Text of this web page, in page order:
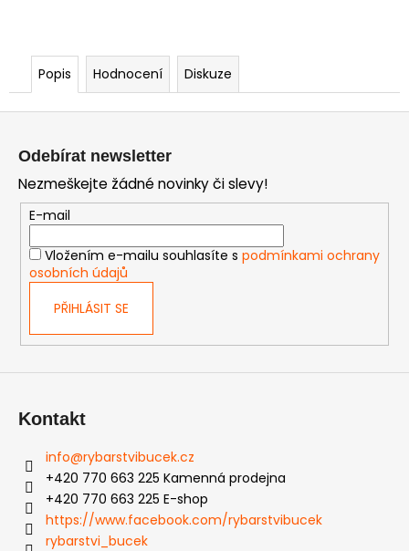
Popis Hodnocení Diskuze
Odebírat newsletter
Nezmeškejte žádné novinky či slevy!
E-mail
Vložením e-mailu souhlasíte s podmínkami ochrany
osobních údajů
PŘIHLÁSIT SE
Kontakt
info@rybarstvibucek.cz
+420 770 663 225 Kamenná prodejna
+420 770 663 225 E-shop
https://www.facebook.com/rybarstvibucek
rybarstvi_bucek